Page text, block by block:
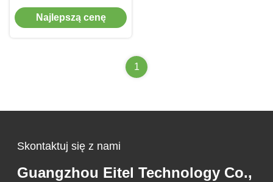
azotu 220V/50HZ dla
motocykli i
Najlepszą cenę
1
Skontaktuj się z nami
Guangzhou Eitel Technology Co.,